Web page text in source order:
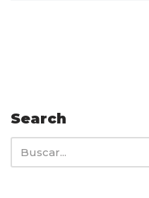
Search